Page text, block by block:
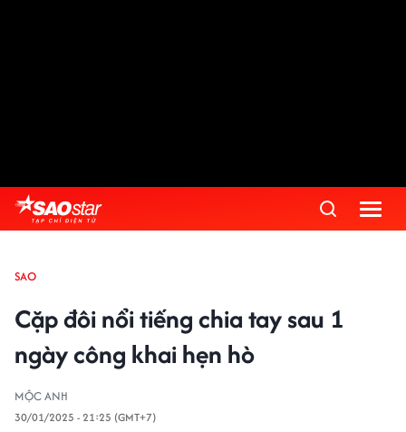
SAO
Cặp đôi nổi tiếng chia tay sau 1
ngày công khai hẹn hò
MỘC ANH
30/01/2025 - 21:25 (GMT+7)